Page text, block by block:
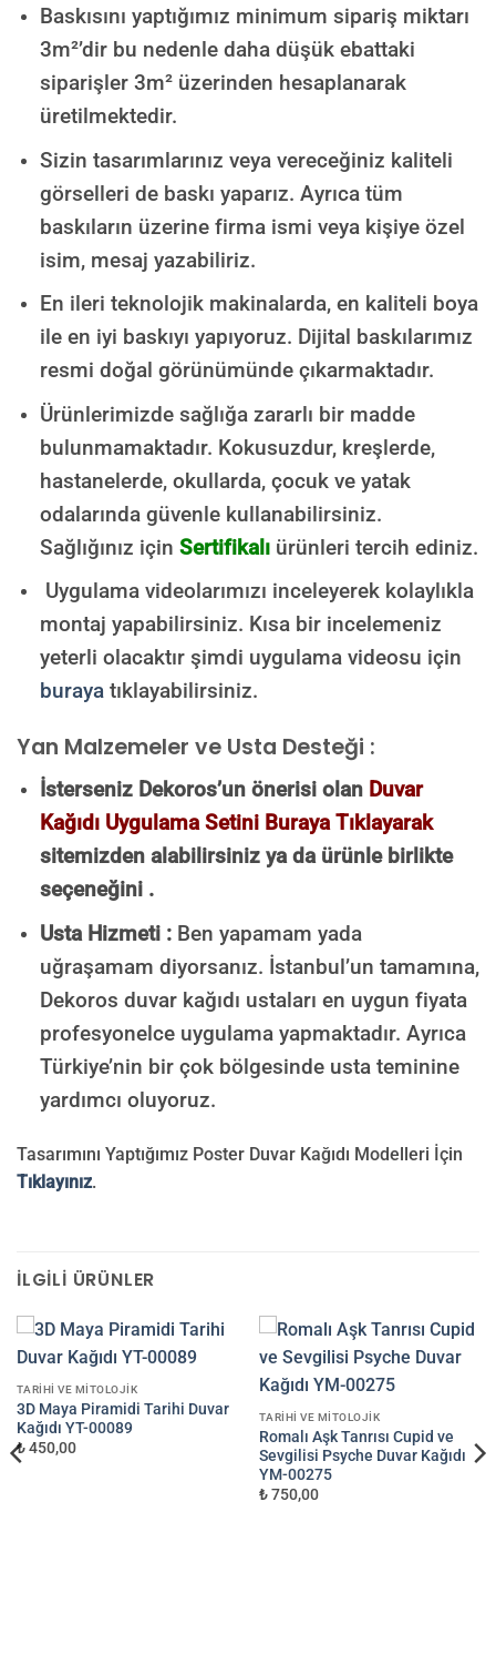
Baskısını yaptığımız minimum sipariş miktarı
3m²’dir bu nedenle daha düşük ebattaki
siparişler 3m² üzerinden hesaplanarak
üretilmektedir.
Sizin tasarımlarınız veya vereceğiniz kaliteli
görselleri de baskı yaparız. Ayrıca tüm
baskıların üzerine firma ismi veya kişiye özel
isim, mesaj yazabiliriz.
En ileri teknolojik makinalarda, en kaliteli boya
ile en iyi baskıyı yapıyoruz. Dijital baskılarımız
resmi doğal görünümünde çıkarmaktadır.
Ürünlerimizde sağlığa zararlı bir madde
bulunmamaktadır. Kokusuzdur, kreşlerde,
hastanelerde, okullarda, çocuk ve yatak
odalarında güvenle kullanabilirsiniz.
Sağlığınız için Sertifikalıürünleri tercih ediniz.
Uygulama videolarımızı inceleyerek kolaylıkla
montaj yapabilirsiniz. Kısa bir incelemeniz
yeterli olacaktır şimdi uygulama videosu için
burayatıklayabilirsiniz.
Yan Malzemeler ve Usta Desteği :
İsterseniz Dekoros’un önerisi olan Duvar
Kağıdı Uygulama Setini Buraya Tıklayarak
sitemizden alabilirsiniz ya da ürünle birlikte
seçeneğini .
Usta Hizmeti :Ben yapamam yada
uğraşamam diyorsanız. İstanbul’un tamamına,
Dekoros duvar kağıdı ustaları en uygun fiyata
profesyonelce uygulama yapmaktadır. Ayrıca
Türkiye’nin bir çok bölgesinde usta teminine
yardımcı oluyoruz.
Tasarımını Yaptığımız Poster Duvar Kağıdı Modelleri İçin
Tıklayınız.
İLGILI ÜRÜNLER
TARIHI VE MITOLOJIK
3D Maya Piramidi Tarihi Duvar
Kağıdı YT-00089
₺ 450,00
TARIHI VE MITOLOJIK
Romalı Aşk Tanrısı Cupid ve
Sevgilisi Psyche Duvar Kağıdı
YM-00275
₺ 750,00